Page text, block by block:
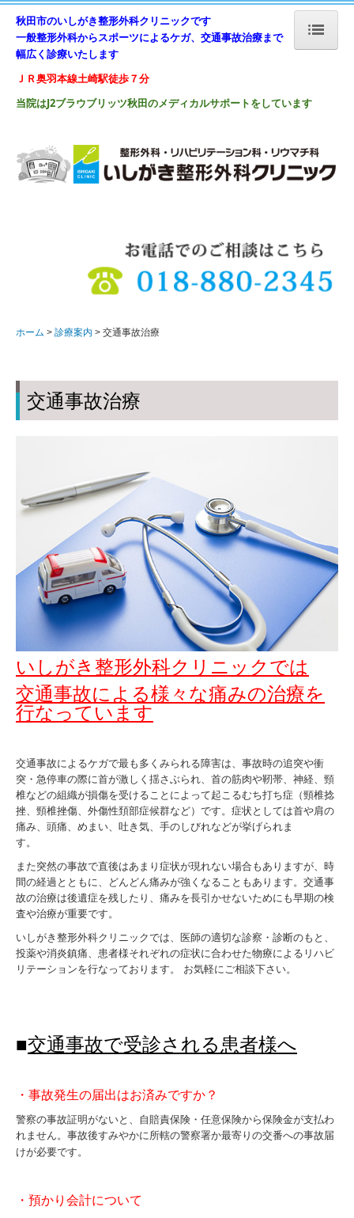
診療案内
整形外科
クリニック案内
個人情報保護方針
秋田市のいしがき整形外科クリニックです
一般整形外科からスポーツによるケガ、交通事故治療まで
幅広く診療いたします
ＪＲ奥羽本線土崎駅徒歩７分
当院はJ2ブラウブリッツ秋田のメディカルサポートをしています
ホーム 診療案内 交通事故治療
交通事故治療
いしがき整形外科クリニック では
交通事故による様々な痛みの治療を
行なっています
交通事故によるケガで最も多くみられる障害は、事故時の追突や衝
突・急停車の際に首が激しく揺さぶられ、首の筋肉や靭帯、神経、頸
椎などの組織が損傷を受けることによって起こるむち打ち症（頸椎捻
挫、頸椎挫傷、外傷性頚部症候群など）です。症状としては首や肩の
痛み、頭痛、めまい、吐き気、手のしびれなどが挙げられま
す。
また突然の事故で直後はあまり症状が現れない場合もありますが、時
間の経過とともに、どんどん痛みが強くなることもあります。交通事
故の治療は後遺症を残したり、痛みを長引かせないためにも早期の検
査や治療が重要です。
いしがき整形外科クリニックでは、医師の適切な診察・診断のもと、
投薬や消炎鎮痛、患者様それぞれの症状に合わせた物療によるリハビ
リテーションを行なっております。 お気軽にご相談下さい。
■交通事故で受診される 患者様へ
・事故発生の届出はお済みですか？
警察の事故証明がないと、自賠責保険・任意保険から保険金が支払わ
れません。事故後すみやかに所轄の警察署か最寄りの交番への事故届
けが必要です。
・預かり会計について